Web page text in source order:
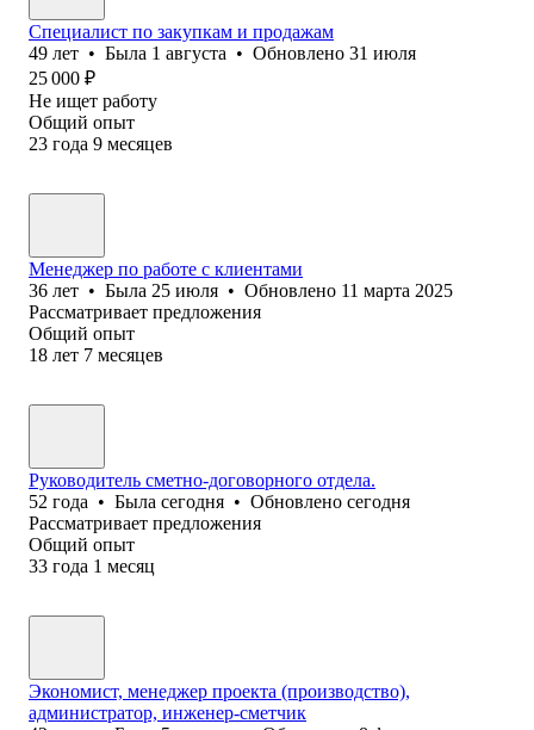
Специалист по закупкам и продажам
49 лет • Была 1 августа • Обновлено 31 июля
25 000 ₽
Не ищет работу
Общий опыт
23 года 9 месяцев
Менеджер по работе с клиентами
36 лет • Была 25 июля • Обновлено 11 марта 2025
Рассматривает предложения
Общий опыт
18 лет 7 месяцев
Руководитель сметно-договорного отдела.
52 года • Была сегодня • Обновлено сегодня
Рассматривает предложения
Общий опыт
33 года 1 месяц
Экономист, менеджер проекта (производство),
администратор, инженер-сметчик